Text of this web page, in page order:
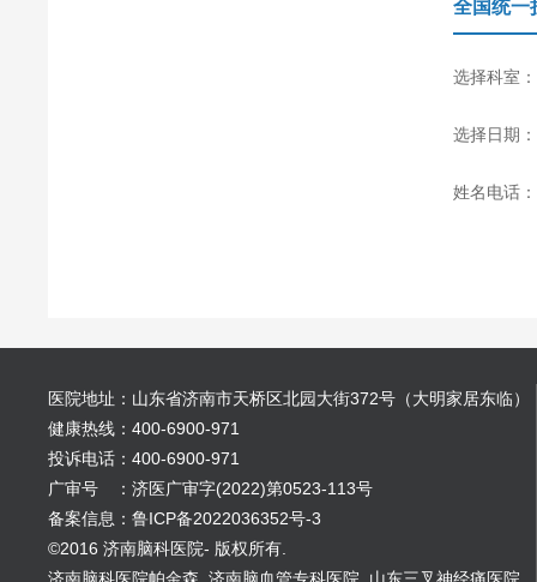
全国统一
选择科室：
选择日期：
姓名电话：
医院地址：山东省济南市天桥区北园大街372号（大明家居东临）
健康热线：400-6900-971
投诉电话：400-6900-971
广审号 ：济医广审字(2022)第0523-113号
备案信息：鲁ICP备2022036352号-3
©2016 济南脑科医院- 版权所有.